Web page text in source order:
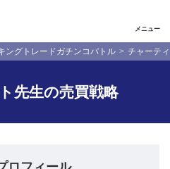
メニュー
ングトレードガチンコバトル チャーテ
先生の売買戦略